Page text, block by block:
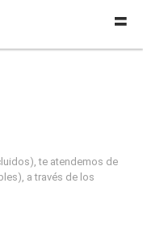
te atendemos de
a través de los